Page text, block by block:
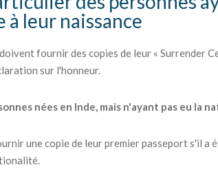
à leur naissance
fournir des copies de leur « Surrender
sur l'honneur.
nées en Inde, mais n'ayant pas eu la
une copie de leur premier passeport s'il a